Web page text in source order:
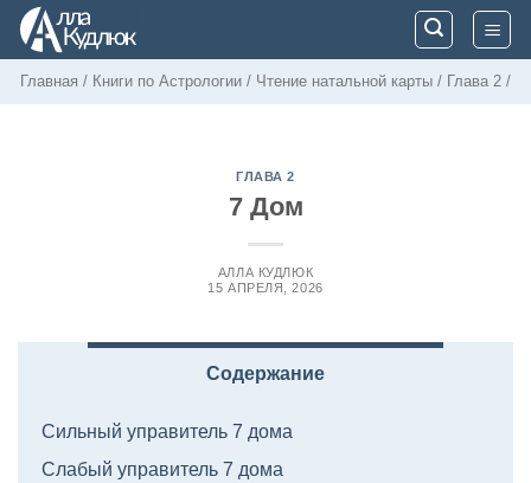
Skip
contentГлавная / Книги по Астрологии / Чтение натальной карты / Глава 2 /
ГЛАВА 2
7 Дом
АЛЛА КУДЛЮК
15 АПРЕЛЯ, 2026
Содержание
Сильный управитель 7 дома
Слабый управитель 7 дома